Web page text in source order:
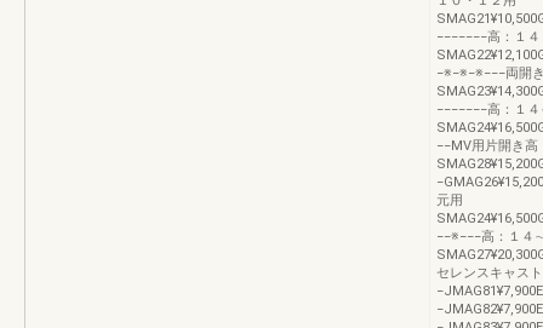
−−−−−−−高：１
−※−※−※−−−両開
−−−−−−−高：１
−−MV用片開き
元用
−−※−−−高：１４
セレンスキャス